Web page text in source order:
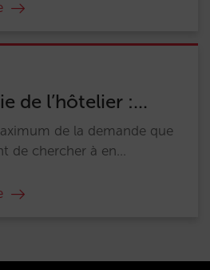
de l’hôtelier :...
de la demande que
de chercher à en...